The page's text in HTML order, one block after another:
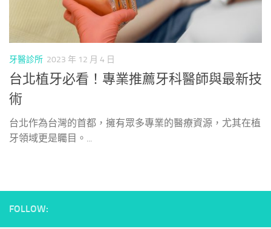
牙醫診所 2023 年 12 月 4 日
台北植牙必看！專業推薦牙科醫師與最新技
術
台北作為台灣的首都，擁有眾多專業的醫療資源，尤其在植
牙領域更是矚目。...
FOLLOW: